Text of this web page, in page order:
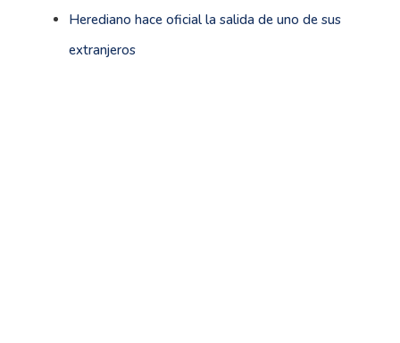
Herediano hace oficial la salida de uno de sus
extranjeros